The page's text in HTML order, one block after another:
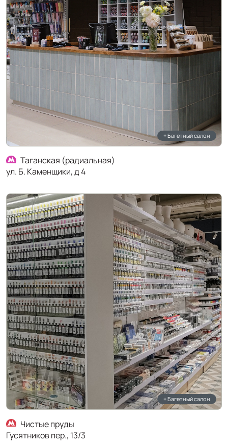
+ Багетный салон
Таганская (радиальная)
ул. Б. Каменщики, д 4
+ Багетный салон
Чистые пруды
Гусятников пер., 13/3